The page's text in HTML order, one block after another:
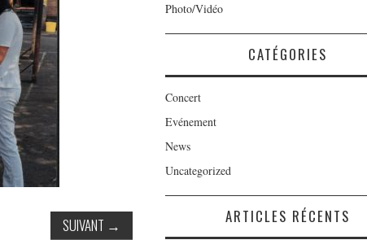
SUIVANT →
Photo/Vidéo
CATÉGORIES
Concert
Evénement
News
Uncategorized
ARTICLES RÉCENTS